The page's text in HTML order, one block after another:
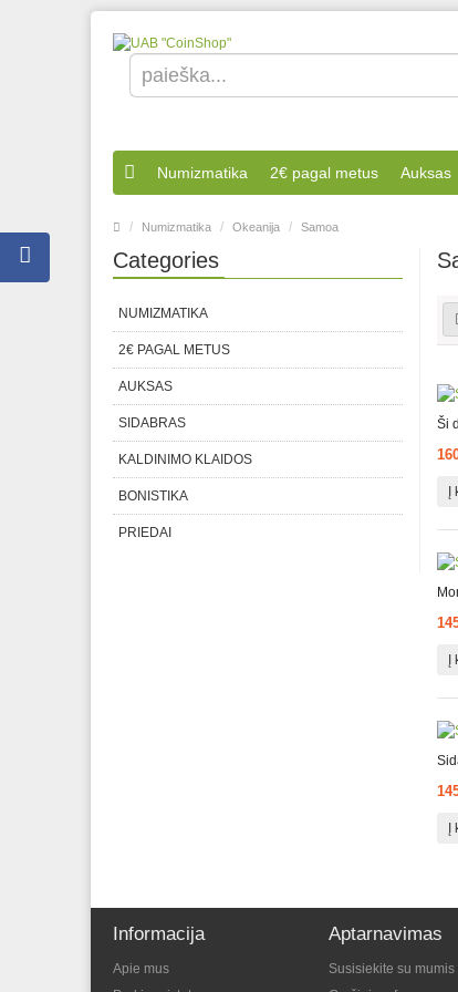
Numizmatika 2€ pagal metus Auksas
Numizmatika Okeanija Samoa
Categories
NUMIZMATIKA
2€ PAGAL METUS
AUKSAS
SIDABRAS
KALDINIMO KLAIDOS
BONISTIKA
PRIEDAI
Ši
Informacija
Apie mus
Aptarnavimas
Susisiekite su mumis